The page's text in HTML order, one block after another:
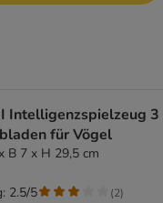
Intelligenzspielzeug 3
für Vögel
B 7 x H 29,5 cm
2.5/5 (2)